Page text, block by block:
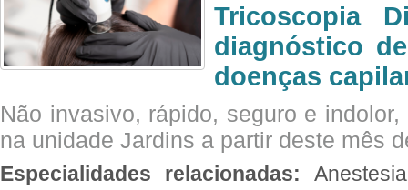
Tricoscopia
diagnóstico
doenças
Não invasivo, rápido, seguro e
na unidade Jardins a partir deste mês
Especialidades relacionadas: